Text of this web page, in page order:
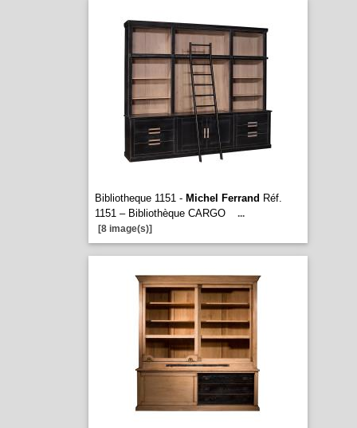
Bibliotheque 1151 - Michel Ferrand Réf.
1151 – Bibliothèque CARGO
...
[8 image(s)]